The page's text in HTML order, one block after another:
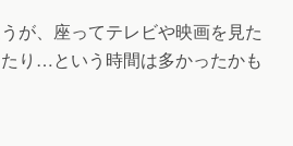
が、座ってテレビや映画を見た
り…という時間は多かったかも